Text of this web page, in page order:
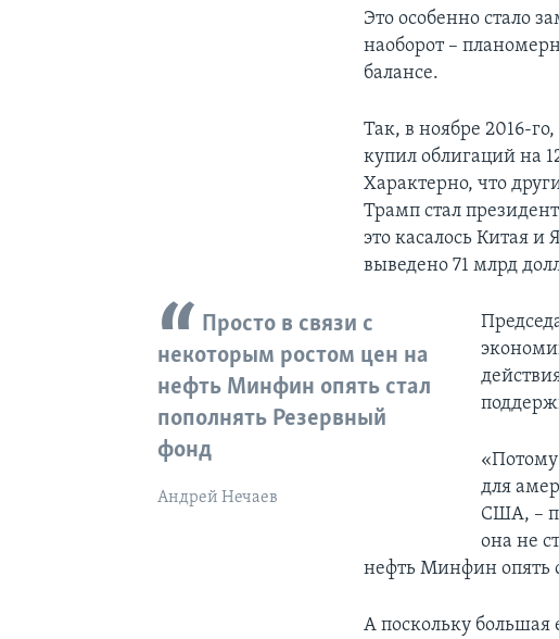
Это особенно стало
наоборот –
балансе.
Так, в ноябре 2016-
купил облигаций на
Характерно, что
Трамп стал
это касалось Китая и
выведено 71 млрд
Просто в связи с
некоторым ростом цен на
нефть Минфин опять стал
пополнять Резервный
фонд
Андрей Нечаев
для
США, –
она не
нефть Минфин опять
А поскольку большая